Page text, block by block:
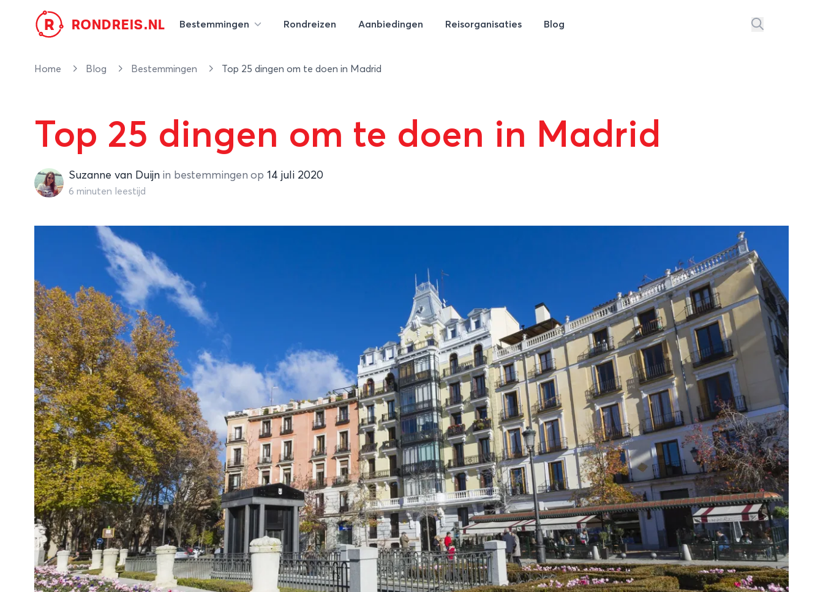
R RONDREIS.NL Bestemmingen Rondreizen Aanbiedingen Reisorganisaties Blog
Home Blog Bestemmingen Top 25 dingen om te doen in Madrid
Top 25 dingen om te doen in Madrid
Suzanne van Duijn
Suzanne van Duijn in bestemmingen op 14 juli 2020
6 minuten leestijd